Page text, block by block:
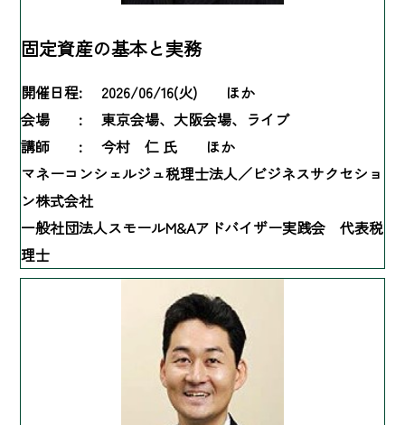
固定資産の基本と実務
開催日程:
2026/06/16(火) ほか
会場 :
東京会場、大阪会場、ライブ
講師 :
今村 仁 氏 ほか
マネーコンシェルジュ税理士法人／ビジネスサクセショ
ン株式会社
一般社団法人スモールM&Aアドバイザー実践会 代表税
理士